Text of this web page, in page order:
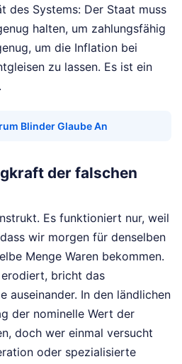
des Systems: Der Staat muss
halten, um zahlungsfähig
um die Inflation bei
zu lassen. Es ist ein
Blinder Glaube An
der falschen
Es funktioniert nur, weil
wir morgen für denselben
Menge Waren bekommen.
erodiert, bricht das
auseinander. In den ländlichen
der nominelle Wert der
doch wer einmal versucht
oder spezialisierte